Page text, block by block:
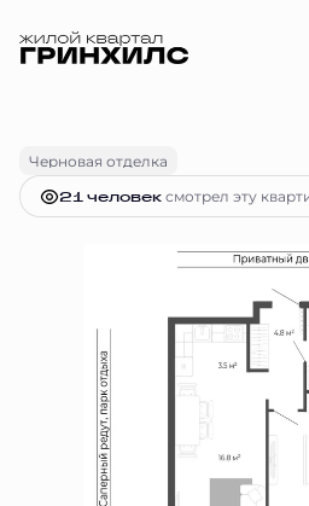
2-комнатная43.9 м
Черновая отделка
21 человексмотрел эту